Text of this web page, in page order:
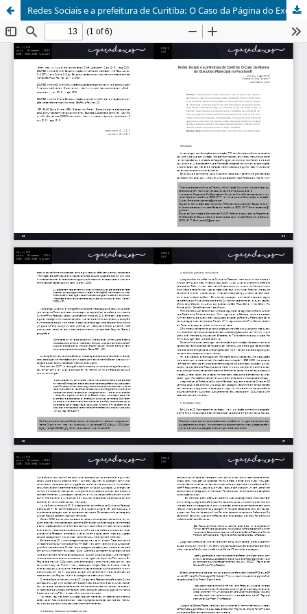
Redes Sociais e a prefeitura de Curitiba: O Caso da Página do Executivo Municipal no Facebook